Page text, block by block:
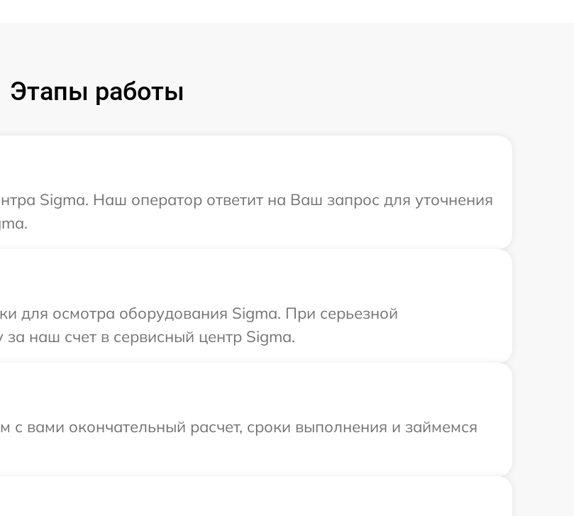
Этапы работы
Sigma. Наш оператор ответит на Ваш запрос для уточнения
для осмотра оборудования Sigma. При серьезной
наш счет в сервисный центр Sigma.
с вами окончательный расчет, сроки выполнения и займемся